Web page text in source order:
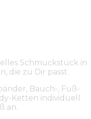
Schmuckstück in
die zu Dir passt.
Bauch-, Fuß-
Ketten individuell
an.